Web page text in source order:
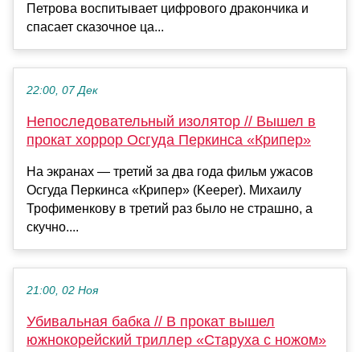
Петрова воспитывает цифрового дракончика и
спасает сказочное ца...
22:00, 07 Дек
Непоследовательный изолятор // Вышел в
прокат хоррор Осгуда Перкинса «Крипер»
На экранах — третий за два года фильм ужасов
Осгуда Перкинса «Крипер» (Keeper). Михаилу
Трофименкову в третий раз было не страшно, а
скучно....
21:00, 02 Ноя
Убивальная бабка // В прокат вышел
южнокорейский триллер «Старуха с ножом»